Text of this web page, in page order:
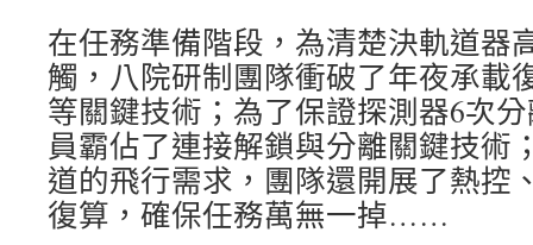
在任務準備階段，為清楚決軌道器
觸，八院研制團隊衝破了年夜承載
等關鍵技術；為了保證探測器6次
員霸佔了連接解鎖與分離關鍵技術
道的飛行需求，團隊還開展了熱控
復算，確保任務萬無一掉……